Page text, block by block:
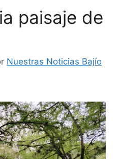
paisaje de
Nuestras Noticias Bajío